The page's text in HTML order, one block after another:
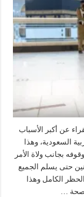
عن أكبر الأسباب
السعودية، وهذا
بجانب ولاة الأمر
حتى يسلم الجميع
الكامل وهذا
…